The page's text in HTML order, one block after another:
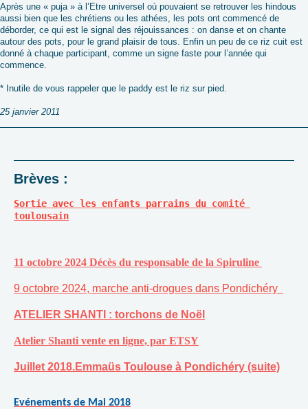
Après une « puja » à l’Etre universel où pouvaient se retrouver les hindous
aussi bien que les chrétiens ou les athées, les pots ont commencé de
déborder, ce qui est le signal des réjouissances : on danse et on chante
autour des pots, pour le grand plaisir de tous. Enfin un peu de ce riz cuit est
donné à chaque participant, comme un signe faste pour l’année qui
commence.
* Inutile de vous rappeler que le paddy est le riz sur pied.
25 janvier 2011
Brèves :
Sortie avec les enfants parrains du comité
toulousain
11 octobre 2024 Décès du responsable de la Spiruline
9 octobre 2024, marche anti-drogues dans Pondichéry
ATELIER SHANTI : torchons de Noël
Atelier Shanti vente en ligne, par ETSY
Juillet 2018.Emmaüs Toulouse à Pondichéry (suite)
Evénements de Mai 2018